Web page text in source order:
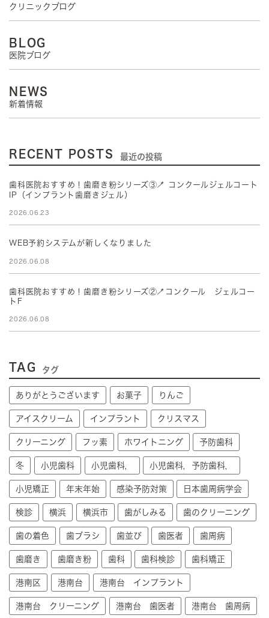
クリニックブログ
BLOG
医院ブログ
NEWS
新着情報
RECENT POSTS 最近の投稿
歯科医院おすすめ！歯磨き粉シリーズ③🪥 コンクールジェルコート
IP（インプラント歯磨きジェル）
2026.06.23
WEB予約システムが新しくなりました
2026.06.08
歯科医院おすすめ！歯磨き粉シリーズ②🪥コンクール ジェルコー
トF
2026.06.08
TAG タグ
ありがとうございます お菓子 りんご
アイスクリーム インプラント クリスマス
クリーニング フッ素 ホワイトニング 予防歯科
冬 小児歯科 小児歯科， 小児歯科，予防歯科，
小児矯正 年末年始 感染予防対策 日本歯周病学会
検診 横浜 横浜市 歯がしみる 歯のクリーニング
歯の着色 歯ブラシ 歯並び 歯医者 歯周病
歯磨き 歯磨き粉 歯科 歯科検診 歯科矯正
港南区 港南台 港南台 インプラント
港南台 クリーニング 港南台 歯医者 港南台 歯周病